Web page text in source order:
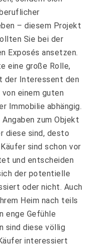
– diesem Projekt
Sie bei der
Exposés ansetzen.
eine große Rolle,
der Interessent den
einem guten
Immobilie abhängig.
zum Objekt
diese sind, desto
sind schon vor
und entscheiden
der potentielle
oder nicht. Auch
Heim nach teils
enge Gefühle
sind diese völlig
interessiert